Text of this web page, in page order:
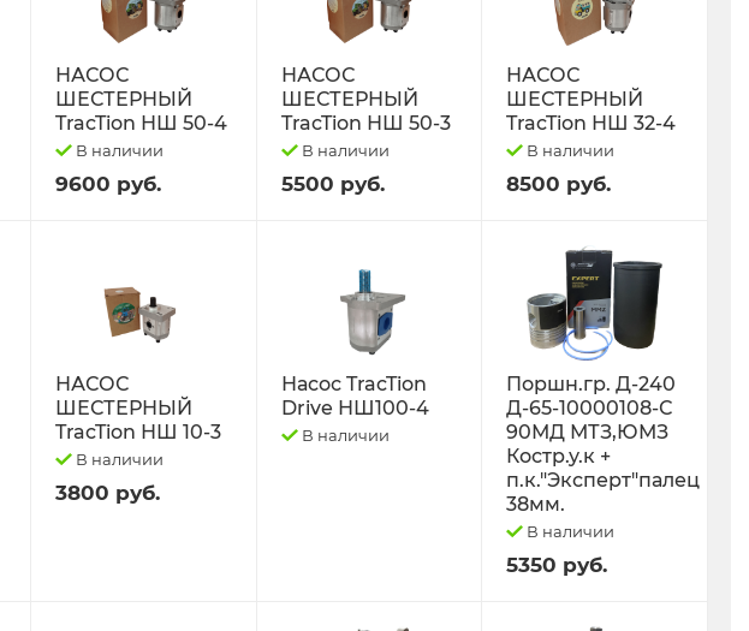
НАСОС
ШЕСТЕРНЫЙ
TracTion НШ 50-4
В наличии
9600 руб.
НАСОС
ШЕСТЕРНЫЙ
TracTion НШ 50-3
В наличии
5500 руб.
НАСОС
ШЕСТЕРНЫЙ
TracTion НШ 32-4
В наличии
8500 руб.
НАСОС
ШЕСТЕРНЫЙ
TracTion НШ 10-3
В наличии
3800 руб.
Насос TracTion
Drive НШ100-4
В наличии
Поршн.гр. Д-240
Д-65-10000108-С
90МД МТЗ,ЮМЗ
Костр.у.к +
п.к."Эксперт"палец
38мм.
В наличии
5350 руб.